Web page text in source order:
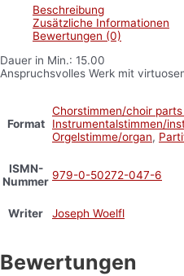
Beschreibung
Zusätzliche Informationen
Bewertungen (0)
Dauer in Min.: 15.00
Anspruchsvolles Werk mit
Format
Chorstimmen/choir parts
Instrumentalstimmen/
Orgelstimme/organ,
ISMN-
Nummer 979-0-50272-047-6
Writer Joseph Woelfl
Bewertungen